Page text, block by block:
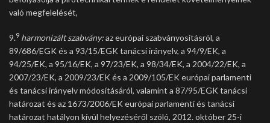
való megfelelését,
9.9 harmonizált szabvány:az európai szabványosításról, a
89/686/EGK és a 93/15/EGK tanácsi irányelv, a 94/9/EK, a
94/25/EK, a 95/16/EK, a 97/23/EK, a 98/34/EK, a 2004/22/EK, a
2007/23/EK, a 2009/23/EK és a 2009/105/EK európai parlamenti
és tanácsi irányelv módosításáról, valamint a 87/95/EGK tanácsi
határozat és az 1673/2006/EK európai parlamenti és tanácsi
határozat hatályon kívül helyezéséről szóló, 2012. október 25-i